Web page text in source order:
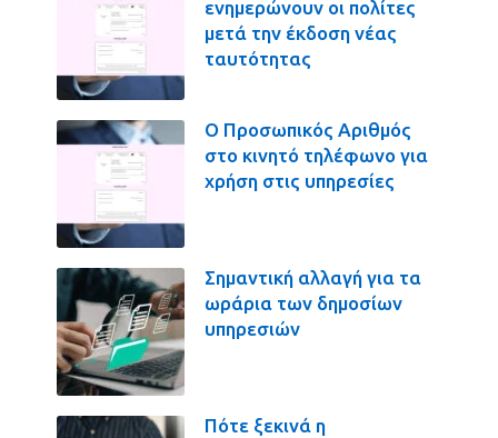
ενημερώνουν οι πολίτες
μετά την έκδοση νέας
ταυτότητας
Ο Προσωπικός Αριθμός
στο κινητό τηλέφωνο για
χρήση στις υπηρεσίες
Σημαντική αλλαγή για τα
ωράρια των δημοσίων
υπηρεσιών
Πότε ξεκινά η